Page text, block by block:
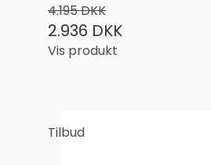
4.195 DKK
2.936 DKK
Vis produkt
Tilbud